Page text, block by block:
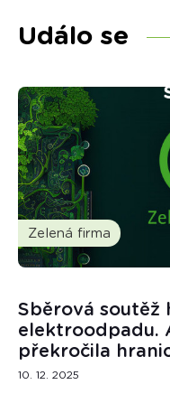
Událo se
Zelená firma
Sběrová soutěž
elektroodpadu.
překročila
10. 12. 2025